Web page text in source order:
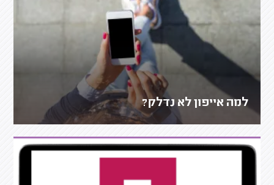
למה אייפון לא נדלק?